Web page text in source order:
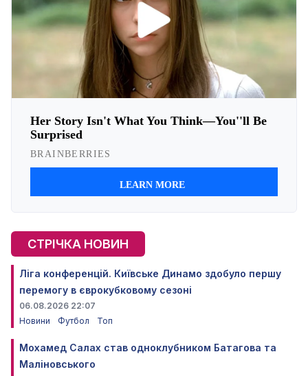
СТРІЧКА НОВИН
Ліга конференцій. Київське Динамо здобуло першу
перемогу в єврокубковому сезоні
06.08.2026 22:07
Новини
Футбол Топ
Мохамед Салах став одноклубником Батагова та
Маліновського